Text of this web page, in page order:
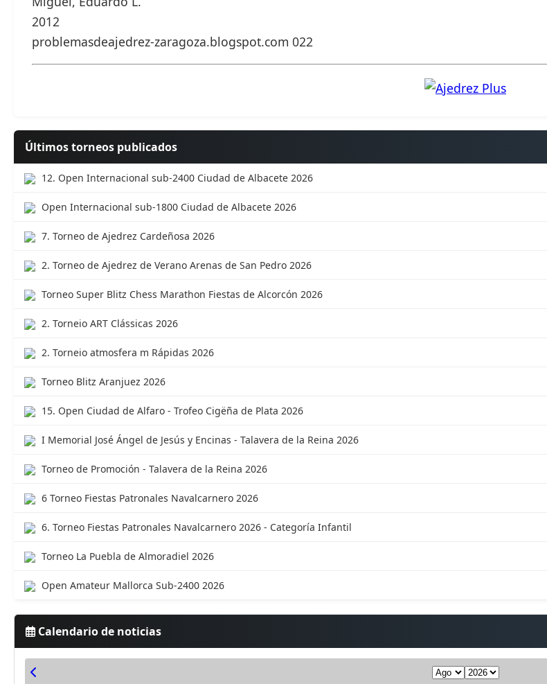
2012
problemasdeajedrez-zaragoza.blogspot.com 022
Últimos torneos publicados
12. Open Internacional sub-2400 Ciudad de Albacete 2026
Open Internacional sub-1800 Ciudad de Albacete 2026
7. Torneo de Ajedrez Cardeñosa 2026
2. Torneo de Ajedrez de Verano Arenas de San Pedro 2026
Torneo Super Blitz Chess Marathon Fiestas de Alcorcón 2026
2. Torneio ART Clássicas 2026
2. Torneio atmosfera m Rápidas 2026
Torneo Blitz Aranjuez 2026
15. Open Ciudad de Alfaro - Trofeo Cigëña de Plata 2026
I Memorial José Ángel de Jesús y Encinas - Talavera de la Reina 2026
Torneo de Promoción - Talavera de la Reina 2026
6 Torneo Fiestas Patronales Navalcarnero 2026
6. Torneo Fiestas Patronales Navalcarnero 2026 - Categoría Infantil
Torneo La Puebla de Almoradiel 2026
Open Amateur Mallorca Sub-2400 2026
Calendario de noticias